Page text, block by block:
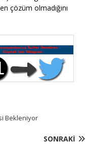
çözüm olmadığını
Bekleniyor
SONRAKI